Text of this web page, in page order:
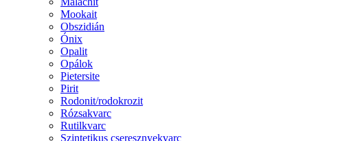
Mookait
Obszidián
Ónix
Opalit
Opálok
Pietersite
Pirit
Rodonit/rodokrozit
Rózsakvarc
Rutilkvarc
Szintetikus cseresznyekvarc